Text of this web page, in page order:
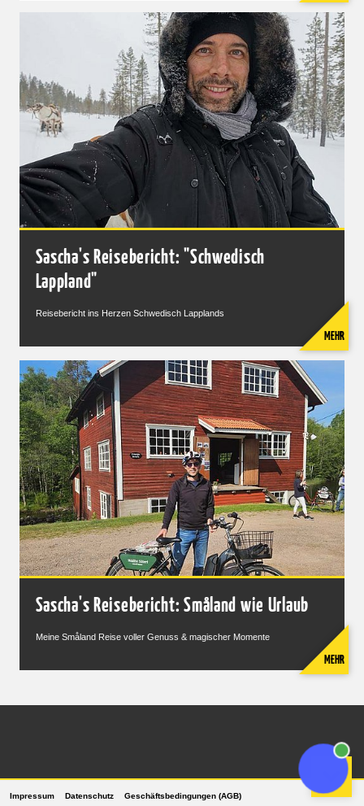
Sascha's Reisebericht: "Schwedisch
Lappland"
Reisebericht ins Herzen Schwedisch Lapplands
MEHR
Sascha's Reisebericht: Småland wie Urlaub
Meine Småland Reise voller Genuss & magischer Momente
MEHR
Impressum Datenschutz Geschäftsbedingungen (AGB)